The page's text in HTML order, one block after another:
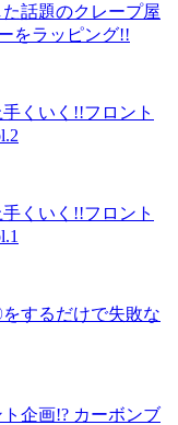
話題のクレープ屋
をラッピング!!
くいく!!フロント
くいく!!フロント
するだけで失敗な
企画!? カーボンブ